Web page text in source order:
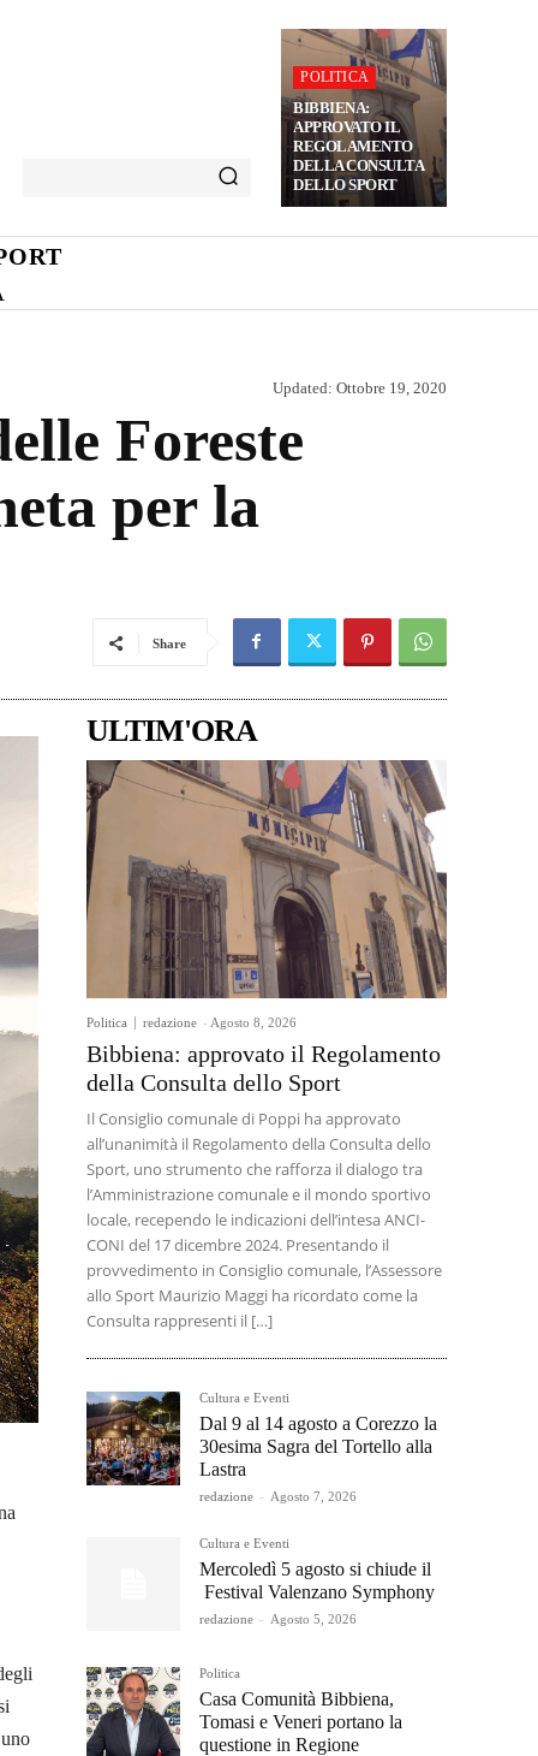
POLITICA
BIBBIENA:
APPROVATO IL
REGOLAMENTO
DELLA CONSULTA
DELLO SPORT
Updated: Ottobre 19, 2020
Foreste
per la
Share
ULTIM'ORA
Politica redazione - Agosto 8, 2026
Bibbiena: approvato il Regolamento
della Consulta dello Sport
Il Consiglio comunale di Poppi ha approvato
all’unanimità il Regolamento della Consulta dello
Sport, uno strumento che rafforza il dialogo tra
l’Amministrazione comunale e il mondo sportivo
locale, recependo le indicazioni dell’intesa ANCI-
CONI del 17 dicembre 2024. Presentando il
provvedimento in Consiglio comunale, l’Assessore
allo Sport Maurizio Maggi ha ricordato come la
Consulta rappresenti il […]
Cultura e Eventi
Dal 9 al 14 agosto a Corezzo la
30esima Sagra del Tortello alla
Lastra
redazione - Agosto 7, 2026
Cultura e Eventi
Mercoledì 5 agosto si chiude il
Festival Valenzano Symphony
redazione - Agosto 5, 2026
Politica
Casa Comunità Bibbiena,
Tomasi e Veneri portano la
questione in Regione